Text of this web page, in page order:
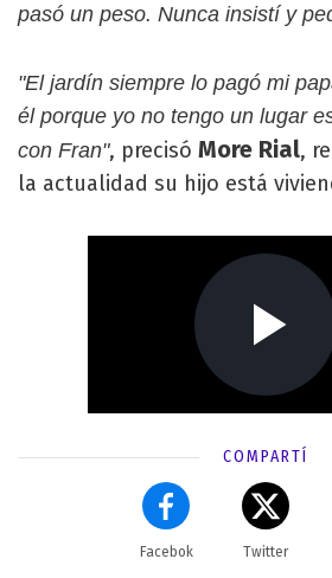
pasó un peso. Nunca insistí y
"El jardín siempre lo pagó mi
él porque yo no tengo un lugar
con Fran", precisó More Rial,
la actualidad su hijo está
COMPARTÍ
Facebok Twitter